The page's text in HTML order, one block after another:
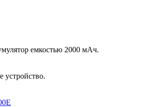
емкостью 2000 мАч.
устройство.